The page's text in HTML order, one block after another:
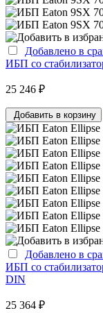
Добавлено в
ИБП со
25 246 ₽
Добавить в корзину
Добавлено в
ИБП со
DIN
25 364 ₽